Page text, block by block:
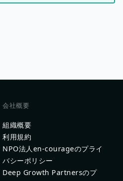
会社概要
組織概要
利用規約
NPO法人en-courageのプライ
バシーポリシー
Deep Growth Partnersのプ